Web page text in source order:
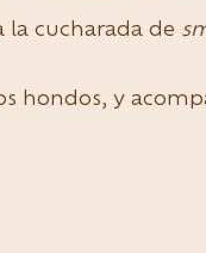
la cucharada de
hondos, y